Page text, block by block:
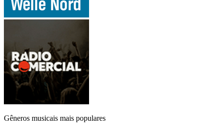
Gêneros musicais mais populares